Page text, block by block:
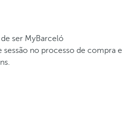
ser MyBarceló
sessão no processo de compra e